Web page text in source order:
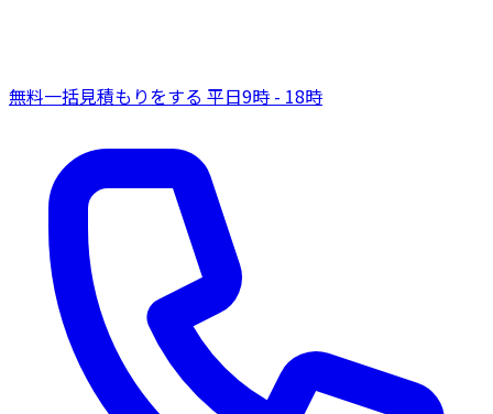
無料一括見積もりをする 平日9時 - 18時